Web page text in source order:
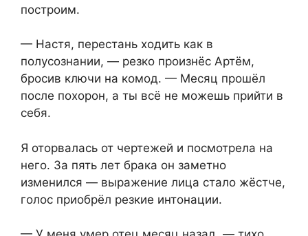
построим.
— Настя, перестань ходить как в
полусознании, — резко произнёс Артём,
бросив ключи на комод. — Месяц прошёл
после похорон, а ты всё не можешь прийти в
себя.
Я оторвалась от чертежей и посмотрела на
него. За пять лет брака он заметно
изменился — выражение лица стало жёстче,
голос приобрёл резкие интонации.